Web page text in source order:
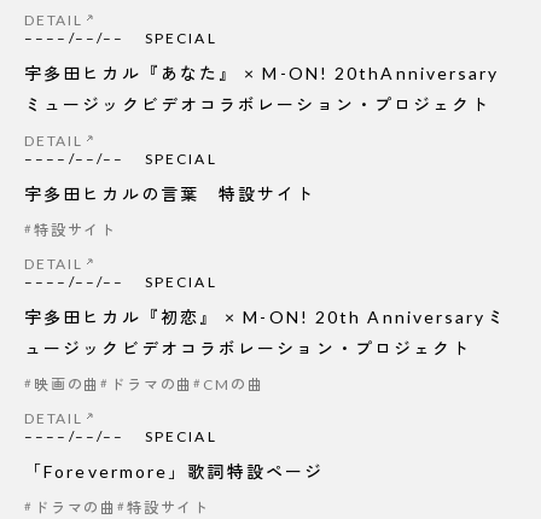
DETAIL
––––/––/––
SPECIAL
宇多田ヒカル『あなた』 × M-ON! 20thAnniversary
ミュージックビデオコラボレーション・プロジェクト
DETAIL
––––/––/––
SPECIAL
宇多田ヒカルの言葉 特設サイト
特設サイト
DETAIL
––––/––/––
SPECIAL
宇多田ヒカル『初恋』 × M-ON! 20th Anniversaryミ
ュージックビデオコラボレーション・プロジェクト
映画の曲 ドラマの曲 CMの曲
DETAIL
––––/––/––
SPECIAL
「Forevermore」歌詞特設ページ
ドラマの曲
特設サイト